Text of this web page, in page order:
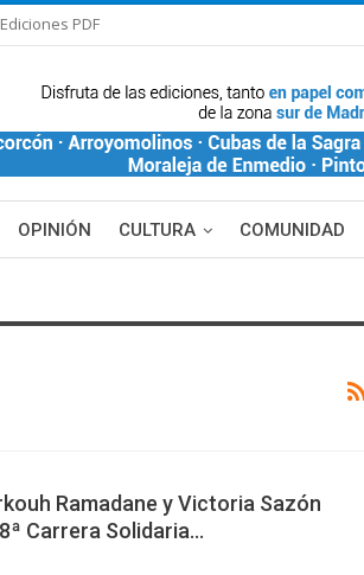
Ediciones PDF
OPINIÓN CULTURA COMUNIDAD
Ramadane y Victoria Sazón
Carrera Solidaria…